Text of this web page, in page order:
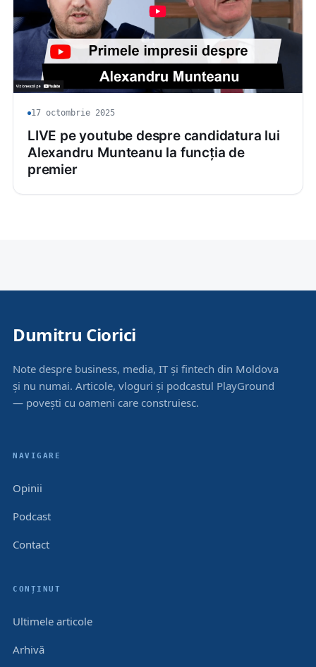
17 octombrie 2025
LIVE pe youtube despre candidatura lui
Alexandru Munteanu la funcția de
premier
Dumitru Ciorici
Note despre business, media, IT și fintech din Moldova
și nu numai. Articole, vloguri și podcastul PlayGround
— povești cu oameni care construiesc.
NAVIGARE
Opinii
Podcast
Contact
CONȚINUT
Ultimele articole
Arhivă